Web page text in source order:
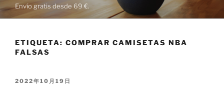
Envío gratis desde 69 €.
ETIQUETA: COMPRAR CAMISETAS NBA
FALSAS
PUBLICADO
2022年10月19日